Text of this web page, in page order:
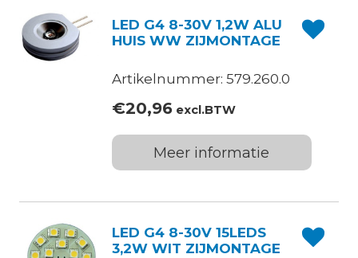
LED G4 8-30V 1,2W ALU
HUIS WW ZIJMONTAGE
Artikelnummer: 579.260.0
€20,96excl.BTW
Meer informatie
LED G4 8-30V 15LEDS
3,2W WIT ZIJMONTAGE